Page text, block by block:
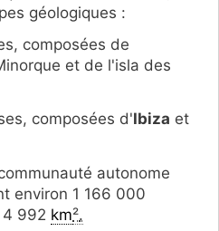
géologiques :
composées de
et de l'isla des
composées d'Ibiza et
autonome
environ 1 166 000
992 km².